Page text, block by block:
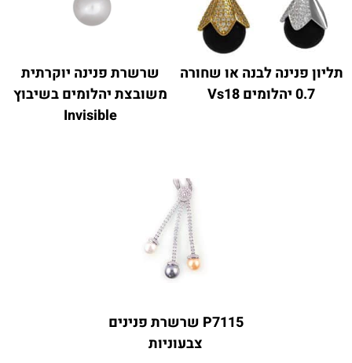
תליון פנינה לבנה או שחורה
0.7 יהלומים Vs18
שרשרת פנינה יוקרתית
משובצת יהלומים בשיבוץ
Invisible
P7115 שרשרת פנינים
צבעוניות